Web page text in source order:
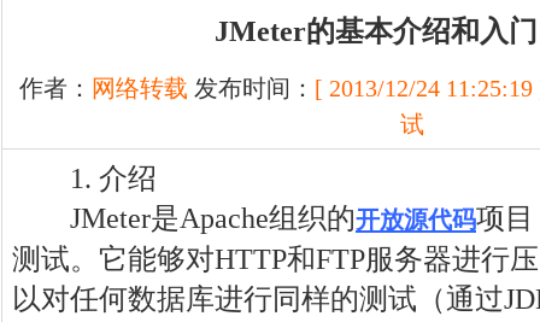
JMeter的基本介绍和入
作者： 网络转载 发布时间： [ 2013/12/24 11:25:19
试
1. 介绍
JMeter是Apache组织的开放源代码项
测试。它能够对HTTP和FTP服务器进行
以对任何数据库进行同样的测试（通过